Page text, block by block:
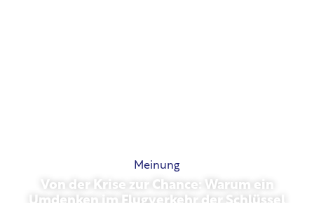
Meinung
Von der Krise zur Chance: Warum ein